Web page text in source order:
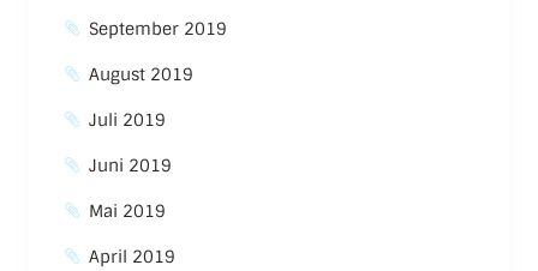
September 2019
August 2019
Juli 2019
Juni 2019
Mai 2019
April 2019